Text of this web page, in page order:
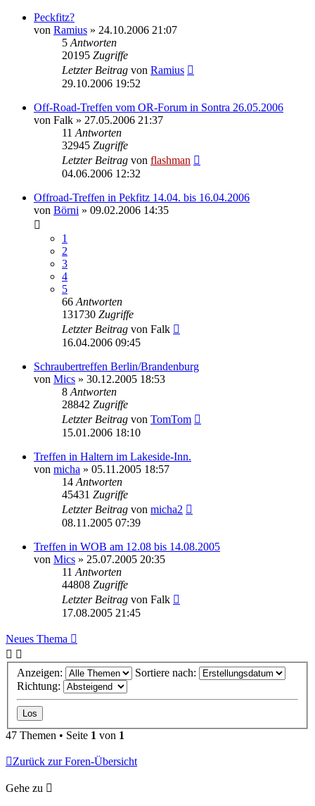
Peckfitz?
von Ramius » 24.10.2006 21:07
5 Antworten
20195 Zugriffe
Letzter Beitrag von Ramius
29.10.2006 19:52
Off-Road-Treffen vom OR-Forum in Sontra 26.05.2006
von Falk » 27.05.2006 21:37
11 Antworten
32945 Zugriffe
Letzter Beitrag von flashman
04.06.2006 12:32
Offroad-Treffen in Pekfitz 14.04. bis 16.04.2006
von Börni » 09.02.2006 14:35
1
2
3
4
5
66 Antworten
131730 Zugriffe
Letzter Beitrag von Falk
16.04.2006 09:45
Schraubertreffen Berlin/Brandenburg
von Mics » 30.12.2005 18:53
8 Antworten
28842 Zugriffe
Letzter Beitrag von TomTom
15.01.2006 18:10
Treffen in Haltern im Lakeside-Inn.
von micha » 05.11.2005 18:57
14 Antworten
45431 Zugriffe
Letzter Beitrag von micha2
08.11.2005 07:39
Treffen in WOB am 12.08 bis 14.08.2005
von Mics » 25.07.2005 20:35
11 Antworten
44808 Zugriffe
Letzter Beitrag von Falk
17.08.2005 21:45
Neues Thema
Anzeigen:
Sortiere nach:
Richtung:
47 Themen • Seite 1 von 1
Zurück zur Foren-Übersicht
Gehe zu